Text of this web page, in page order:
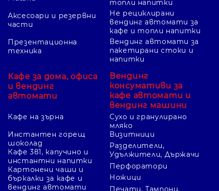
Аксесоари и резервни
части
Презентационна
техника
Кафе за дома, офиса
и вендинг
автомати
Кафе на зърна
топли напитки
Не рециклирани
вендинг автомати за
кафе и топли напитки
Вендинг автомати за
пакетирани стоки и
напитки
Вендинг
консумативи за
кафе автомати и
вендинг машини
Сухо и гранулирано
мляко
Инстантен горещ
шоколад
Кафе 3в1, капучино и
инстантни напитки
Картонени чаши и
бъркалки за кафе и
вендинг автомати
Визитници
Разделители,
Удължители, Държачи
Перфоратори
Ножици
Печати, Тампони,